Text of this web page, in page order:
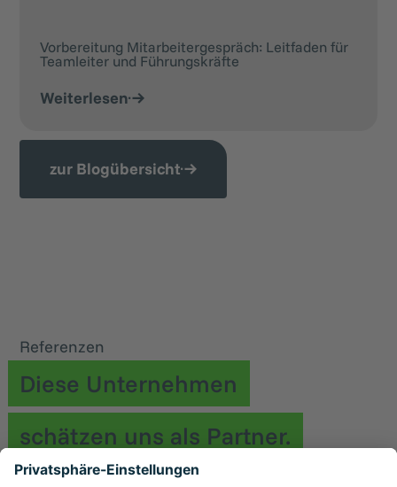
Vorbereitung Mitarbeitergespräch: Leitfaden für
Teamleiter und Führungskräfte
Weiterlesen
zur Blogübersicht
Referenzen
Diese Unternehmen
schätzen uns als Partner.